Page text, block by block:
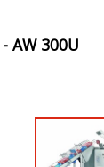
- AW 300U